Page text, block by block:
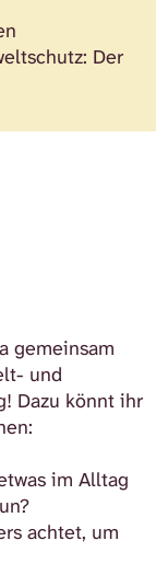
Der
gemeinsam
und
Dazu könnt ihr
im Alltag
achtet, um